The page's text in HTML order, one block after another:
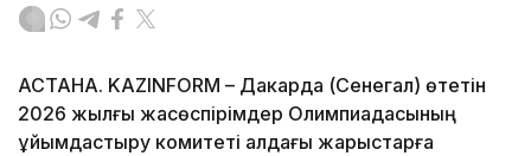
АСТАНА. KAZINFORM – Дакарда (Сенегал) өтетін
2026 жылғы жасөспірімдер Олимпиадасының
ұйымдастыру комитеті алдағы жарыстарға